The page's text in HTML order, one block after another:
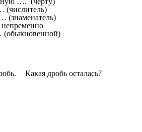
Какая дробь осталась?